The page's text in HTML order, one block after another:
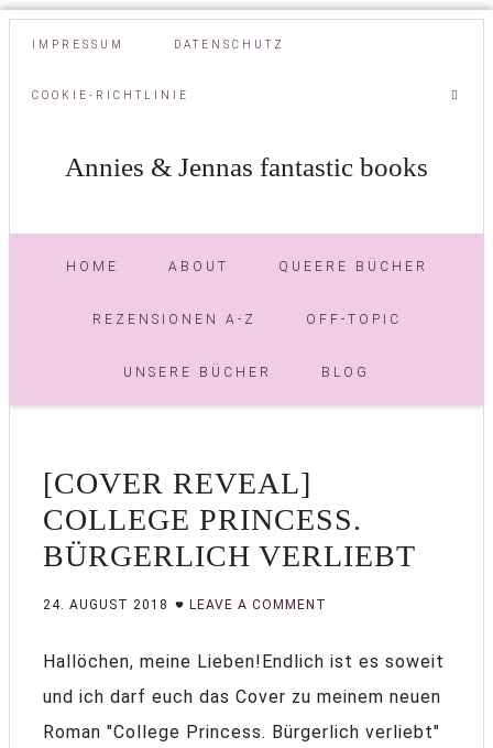
IMPRESSUM DATENSCHUTZ
COOKIE-RICHTLINIE
Annies & Jennas fantastic books
HOME ABOUT QUEERE BÜCHER
REZENSIONEN A-Z OFF-TOPIC
UNSERE BÜCHER BLOG
[COVER REVEAL]
COLLEGE PRINCESS.
BÜRGERLICH VERLIEBT
24. AUGUST 2018 LEAVE A COMMENT
Hallöchen, meine Lieben!Endlich ist es soweit
und ich darf euch das Cover zu meinem neuen
Roman "College Princess. Bürgerlich verliebt"